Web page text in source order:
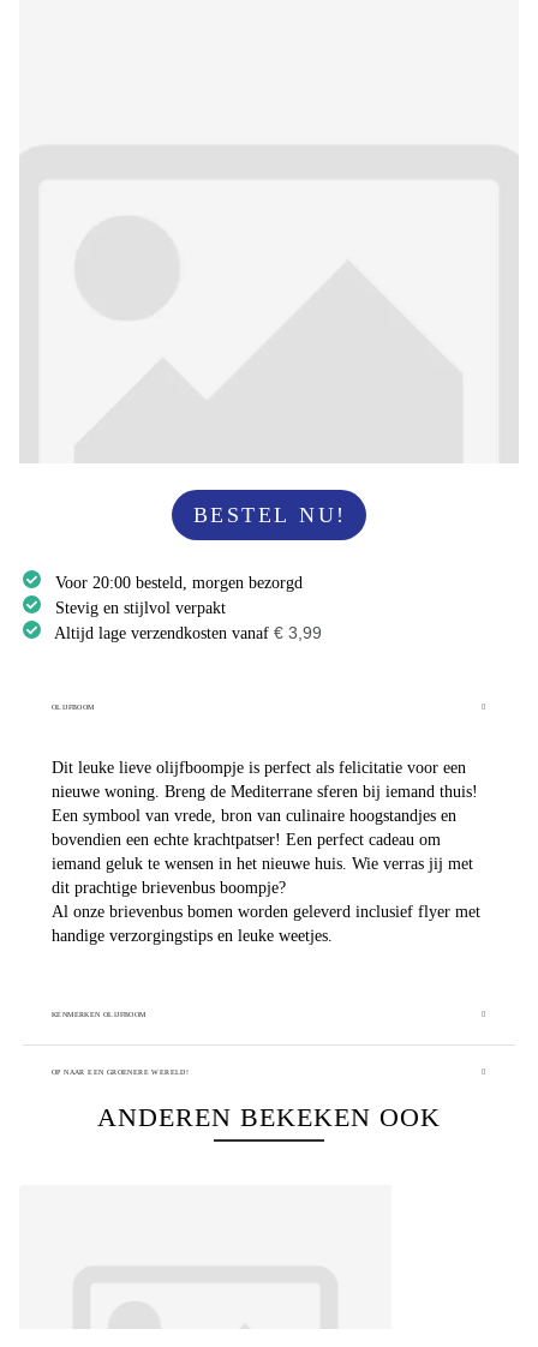
BESTEL NU!
Voor 20:00 besteld, morgen bezorgd
Stevig en stijlvol verpakt
Altijd lage verzendkosten vanaf € 3,99
OLIJFBOOM
Dit leuke lieve olijfboompje is perfect als felicitatie voor een
nieuwe woning. Breng de Mediterrane sferen bij iemand thuis!
Een symbool van vrede, bron van culinaire hoogstandjes en
bovendien een echte krachtpatser! Een perfect cadeau om
iemand geluk te wensen in het nieuwe huis. Wie verras jij met
dit prachtige brievenbus boompje?
Al onze brievenbus bomen worden geleverd inclusief flyer met
handige verzorgingstips en leuke weetjes.
KENMERKEN OLIJFBOOM
OP NAAR EEN GROENERE WERELD!
ANDEREN BEKEKEN OOK